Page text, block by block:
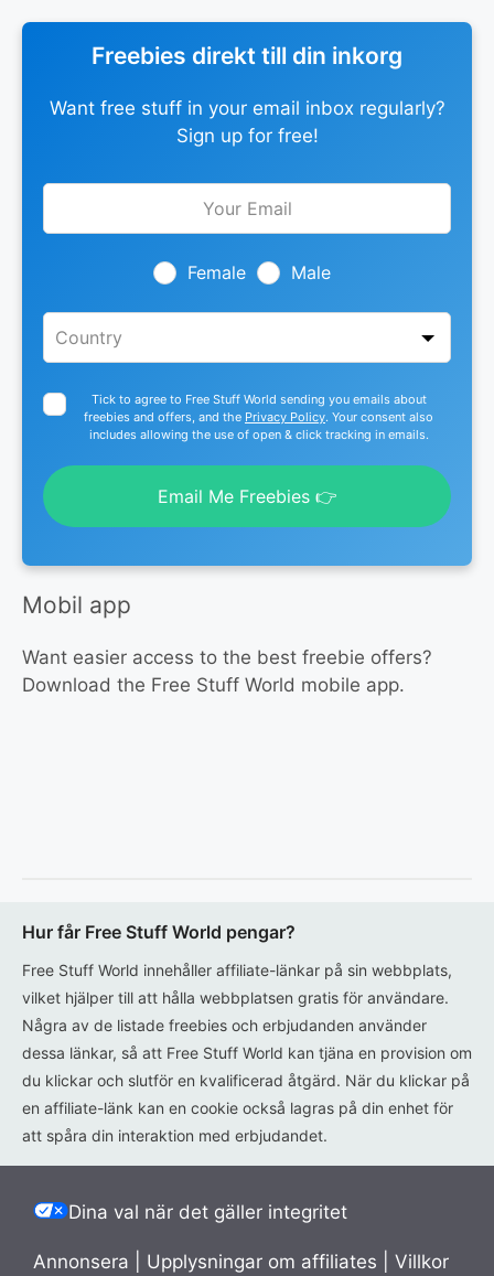
Freebies direkt till din inkorg
Want free stuff in your email inbox regularly?
Sign up for free!
Leave
Female Male
Tick to agree to Free Stuff World sending you emails about
freebies and offers, and the Privacy Policy. Your consent also
includes allowing the use of open & click tracking in emails.
Email Me Freebies 👉
Mobil app
Want easier access to the best freebie offers?
Download the Free Stuff World mobile app.
Hur får Free Stuff World pengar?
Free Stuff World innehåller affiliate-länkar på sin webbplats,
vilket hjälper till att hålla webbplatsen gratis för användare.
Några av de listade freebies och erbjudanden använder
dessa länkar, så att Free Stuff World kan tjäna en provision om
du klickar och slutför en kvalificerad åtgärd. När du klickar på
en affiliate-länk kan en cookie också lagras på din enhet för
att spåra din interaktion med erbjudandet.
Dina val när det gäller integritet
Annonsera Upplysningar om affiliates Villkor